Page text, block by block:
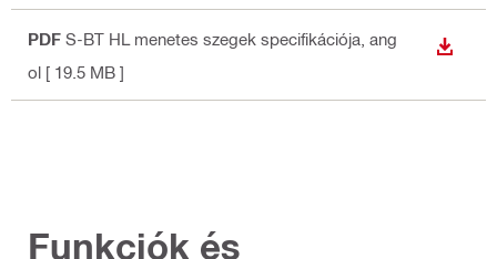
PDF S-BT HL menetes szegek specifikációja , ang
ol [ 19.5 MB ]
Funkciók és